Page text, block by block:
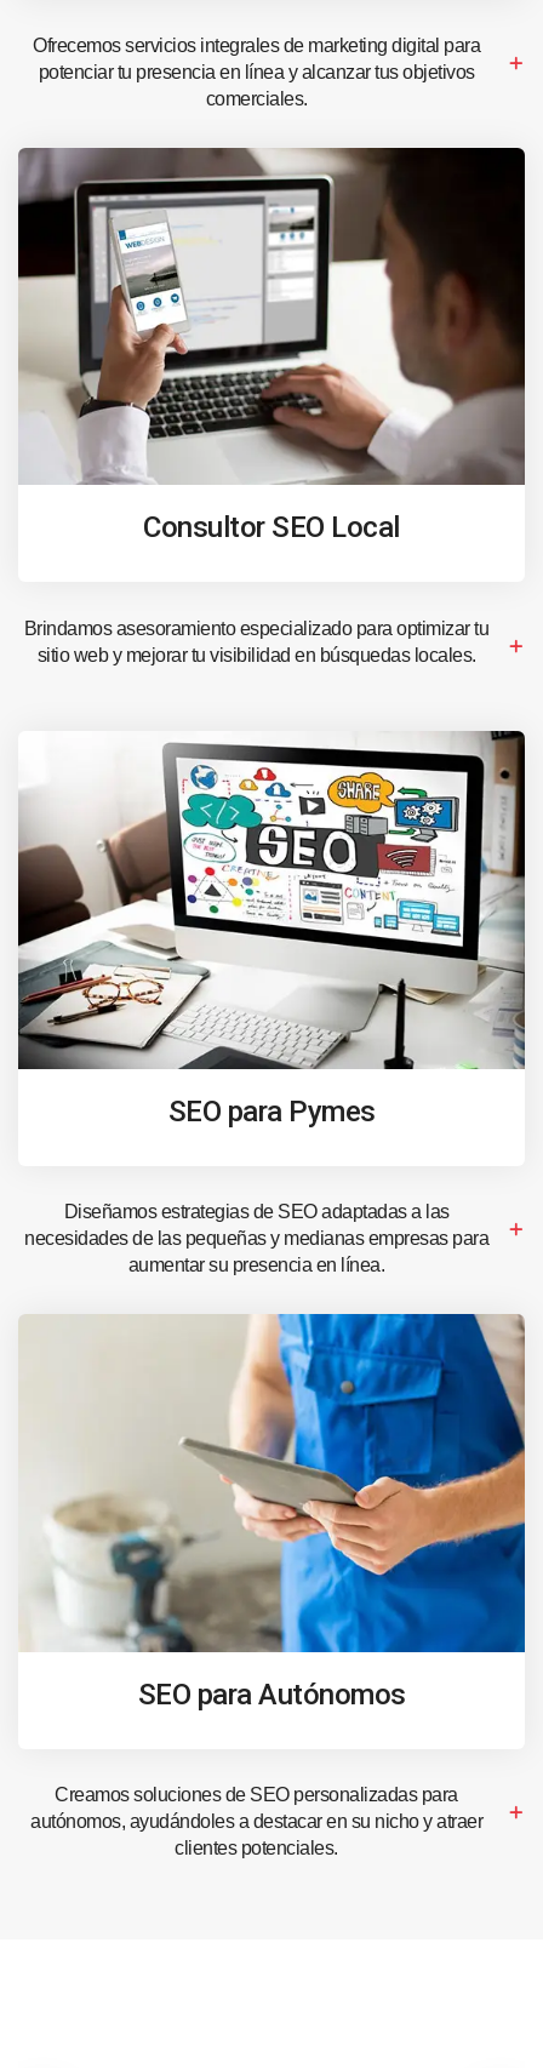
Ofrecemos servicios integrales de marketing digital para
potenciar tu presencia en línea y alcanzar tus objetivos
comerciales.
Consultor SEO Local
Brindamos asesoramiento especializado para optimizar tu
sitio web y mejorar tu visibilidad en búsquedas locales.
SEO para Pymes
Diseñamos estrategias de SEO adaptadas a las
necesidades de las pequeñas y medianas empresas para
aumentar su presencia en línea.
SEO para Autónomos
Creamos soluciones de SEO personalizadas para
autónomos, ayudándoles a destacar en su nicho y atraer
clientes potenciales.